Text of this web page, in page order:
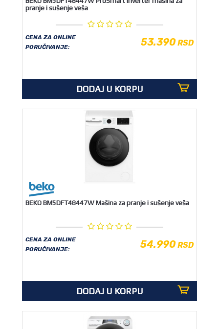
pranje i sušenje veša
CENA ZA ONLINE
PORUČIVANJE:
53.390RSD
DODAJ U KORPU
BEKO BM5DFT48447W Mašina za pranje i sušenje veša
CENA ZA ONLINE
PORUČIVANJE:
54.990RSD
DODAJ U KORPU